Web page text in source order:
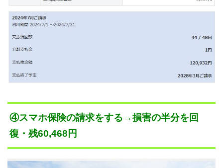
④スマホ保険の請求をする→損害の半分を回
復・残60,468円